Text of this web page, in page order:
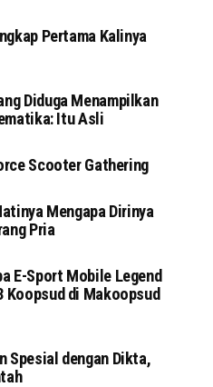
Pertama Kalinya
Diduga Menampilkan
Itu Asli
Scooter Gathering
Mengapa Dirinya
Pria
E-Sport Mobile Legend
Koopsud di Makoopsud
Spesial dengan Dikta,